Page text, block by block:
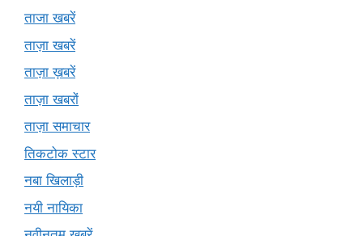
ताजा खबरें
ताज़ा खबरें
ताज़ा ख़बरें
ताज़ा खबरों
ताज़ा समाचार
तिकटोक स्टार
नबा खिलाड़ी
नयी नायिका